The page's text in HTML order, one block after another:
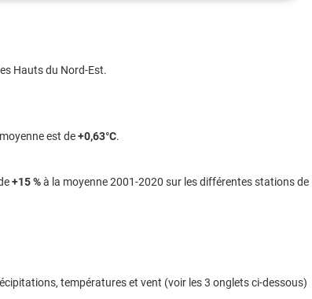
Hauts du Nord-Est.
est de+0,63°C.
+15 %à la moyenne 2001-2020 sur les différentes stations de
températures et vent (voir les 3 onglets ci-dessous)